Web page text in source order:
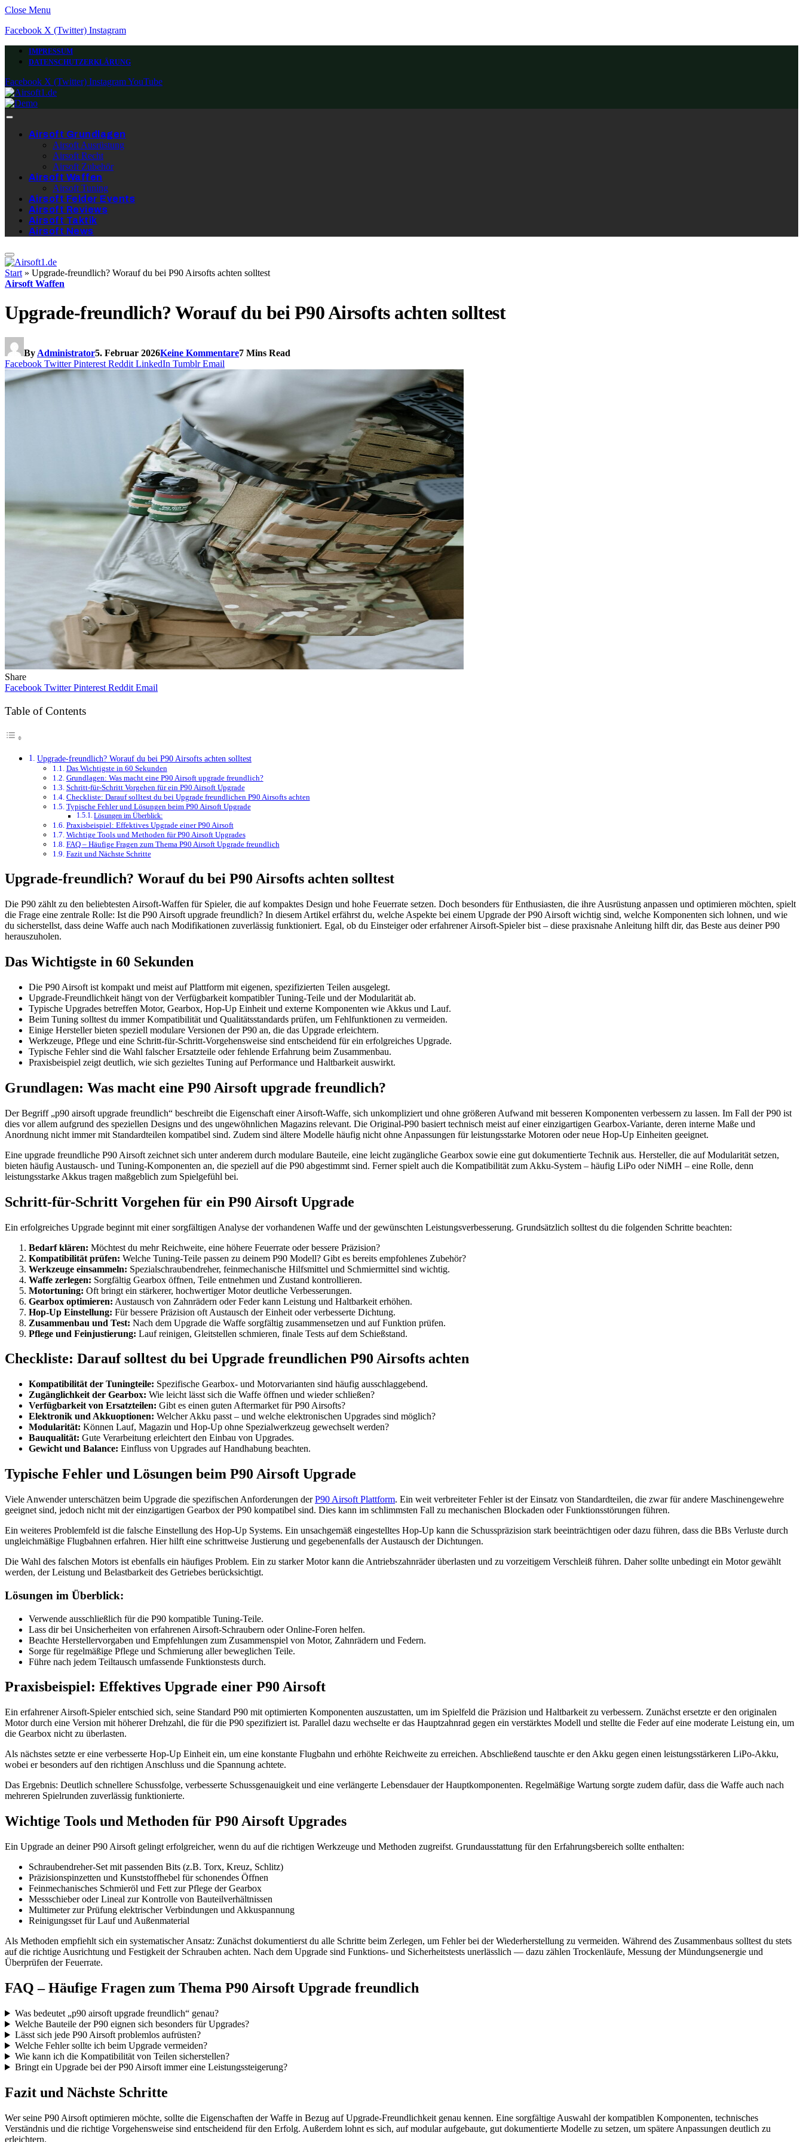
Close Menu
Facebook X (Twitter) Instagram
IMPRESSUM
DATENSCHUTZERKLÄRUNG
Facebook X (Twitter) InstagramYouTube
Airsoft Grundlagen
Airsoft Ausrüstung
Airsoft Recht
Airsoft Zubehör
Airsoft Waffen
Airsoft Tuning
Airsoft Felder Events
Airsoft Reviews
Airsoft Taktik
Airsoft News
Start » Upgrade-freundlich? Worauf du bei P90 Airsofts achten solltest
Airsoft Waffen
Upgrade-freundlich? Worauf du bei P90 Airsofts achten solltest
By Administrator5. Februar 2026Keine Kommentare7 Mins Read
Facebook Twitter Pinterest Reddit LinkedIn Tumblr Email
Share
Facebook Twitter Pinterest Reddit Email
Table of Contents
Upgrade-freundlich? Worauf du bei P90 Airsofts achten solltest
Das Wichtigste in 60 Sekunden
Grundlagen: Was macht eine P90 Airsoft upgrade freundlich?
Schritt-für-Schritt Vorgehen für ein P90 Airsoft Upgrade
Checkliste: Darauf solltest du bei Upgrade freundlichen P90 Airsofts achten
Typische Fehler und Lösungen beim P90 Airsoft Upgrade
Lösungen im Überblick:
Praxisbeispiel: Effektives Upgrade einer P90 Airsoft
Wichtige Tools und Methoden für P90 Airsoft Upgrades
FAQ – Häufige Fragen zum Thema P90 Airsoft Upgrade freundlich
Fazit und Nächste Schritte
Upgrade-freundlich? Worauf du bei P90 Airsofts achten solltest
Die P90 zählt zu den beliebtesten Airsoft-Waffen für Spieler, die auf kompaktes Design und hohe Feuerrate setzen. Doch besonders für Enthusiasten, die ihre Ausrüstung anpassen und optimieren möchten, spielt
die Frage eine zentrale Rolle: Ist die P90 Airsoft upgrade freundlich? In diesem Artikel erfährst du, welche Aspekte bei einem Upgrade der P90 Airsoft wichtig sind, welche Komponenten sich lohnen, und wie
du sicherstellst, dass deine Waffe auch nach Modifikationen zuverlässig funktioniert. Egal, ob du Einsteiger oder erfahrener Airsoft-Spieler bist – diese praxisnahe Anleitung hilft dir, das Beste aus deiner P90
herauszuholen.
Das Wichtigste in 60 Sekunden
Die P90 Airsoft ist kompakt und meist auf Plattform mit eigenen, spezifizierten Teilen ausgelegt.
Upgrade-Freundlichkeit hängt von der Verfügbarkeit kompatibler Tuning-Teile und der Modularität ab.
Typische Upgrades betreffen Motor, Gearbox, Hop-Up Einheit und externe Komponenten wie Akkus und Lauf.
Beim Tuning solltest du immer Kompatibilität und Qualitätsstandards prüfen, um Fehlfunktionen zu vermeiden.
Einige Hersteller bieten speziell modulare Versionen der P90 an, die das Upgrade erleichtern.
Werkzeuge, Pflege und eine Schritt-für-Schritt-Vorgehensweise sind entscheidend für ein erfolgreiches Upgrade.
Typische Fehler sind die Wahl falscher Ersatzteile oder fehlende Erfahrung beim Zusammenbau.
Praxisbeispiel zeigt deutlich, wie sich gezieltes Tuning auf Performance und Haltbarkeit auswirkt.
Grundlagen: Was macht eine P90 Airsoft upgrade freundlich?
Der Begriff „p90 airsoft upgrade freundlich“ beschreibt die Eigenschaft einer Airsoft-Waffe, sich unkompliziert und ohne größeren Aufwand mit besseren Komponenten verbessern zu lassen. Im Fall der P90 ist
dies vor allem aufgrund des speziellen Designs und des ungewöhnlichen Magazins relevant. Die Original-P90 basiert technisch meist auf einer einzigartigen Gearbox-Variante, deren interne Maße und
Anordnung nicht immer mit Standardteilen kompatibel sind. Zudem sind ältere Modelle häufig nicht ohne Anpassungen für leistungsstarke Motoren oder neue Hop-Up Einheiten geeignet.
Eine upgrade freundliche P90 Airsoft zeichnet sich unter anderem durch modulare Bauteile, eine leicht zugängliche Gearbox sowie eine gut dokumentierte Technik aus. Hersteller, die auf Modularität setzen,
bieten häufig Austausch- und Tuning-Komponenten an, die speziell auf die P90 abgestimmt sind. Ferner spielt auch die Kompatibilität zum Akku-System – häufig LiPo oder NiMH – eine Rolle, denn
leistungsstarke Akkus tragen maßgeblich zum Spielgefühl bei.
Schritt-für-Schritt Vorgehen für ein P90 Airsoft Upgrade
Ein erfolgreiches Upgrade beginnt mit einer sorgfältigen Analyse der vorhandenen Waffe und der gewünschten Leistungsverbesserung. Grundsätzlich solltest du die folgenden Schritte beachten:
Bedarf klären: Möchtest du mehr Reichweite, eine höhere Feuerrate oder bessere Präzision?
Kompatibilität prüfen: Welche Tuning-Teile passen zu deinem P90 Modell? Gibt es bereits empfohlenes Zubehör?
Werkzeuge einsammeln: Spezialschraubendreher, feinmechanische Hilfsmittel und Schmiermittel sind wichtig.
Waffe zerlegen: Sorgfältig Gearbox öffnen, Teile entnehmen und Zustand kontrollieren.
Motortuning: Oft bringt ein stärkerer, hochwertiger Motor deutliche Verbesserungen.
Gearbox optimieren: Austausch von Zahnrädern oder Feder kann Leistung und Haltbarkeit erhöhen.
Hop-Up Einstellung: Für bessere Präzision oft Austausch der Einheit oder verbesserte Dichtung.
Zusammenbau und Test: Nach dem Upgrade die Waffe sorgfältig zusammensetzen und auf Funktion prüfen.
Pflege und Feinjustierung: Lauf reinigen, Gleitstellen schmieren, finale Tests auf dem Schießstand.
Checkliste: Darauf solltest du bei Upgrade freundlichen P90 Airsofts achten
Kompatibilität der Tuningteile: Spezifische Gearbox- und Motorvarianten sind häufig ausschlaggebend.
Zugänglichkeit der Gearbox: Wie leicht lässt sich die Waffe öffnen und wieder schließen?
Verfügbarkeit von Ersatzteilen: Gibt es einen guten Aftermarket für P90 Airsofts?
Elektronik und Akkuoptionen: Welcher Akku passt – und welche elektronischen Upgrades sind möglich?
Modularität: Können Lauf, Magazin und Hop-Up ohne Spezialwerkzeug gewechselt werden?
Bauqualität: Gute Verarbeitung erleichtert den Einbau von Upgrades.
Gewicht und Balance: Einfluss von Upgrades auf Handhabung beachten.
Typische Fehler und Lösungen beim P90 Airsoft Upgrade
Viele Anwender unterschätzen beim Upgrade die spezifischen Anforderungen derP90 Airsoft Plattform. Ein weit verbreiteter Fehler ist der Einsatz von Standardteilen, die zwar für andere Maschinengewehre
geeignet sind, jedoch nicht mit der einzigartigen Gearbox der P90 kompatibel sind. Dies kann im schlimmsten Fall zu mechanischen Blockaden oder Funktionsstörungen führen.
Ein weiteres Problemfeld ist die falsche Einstellung des Hop-Up Systems. Ein unsachgemäß eingestelltes Hop-Up kann die Schusspräzision stark beeinträchtigen oder dazu führen, dass die BBs Verluste durch
ungleichmäßige Flugbahnen erfahren. Hier hilft eine schrittweise Justierung und gegebenenfalls der Austausch der Dichtungen.
Die Wahl des falschen Motors ist ebenfalls ein häufiges Problem. Ein zu starker Motor kann die Antriebszahnräder überlasten und zu vorzeitigem Verschleiß führen. Daher sollte unbedingt ein Motor gewählt
werden, der Leistung und Belastbarkeit des Getriebes berücksichtigt.
Lösungen im Überblick:
Verwende ausschließlich für die P90 kompatible Tuning-Teile.
Lass dir bei Unsicherheiten von erfahrenen Airsoft-Schraubern oder Online-Foren helfen.
Beachte Herstellervorgaben und Empfehlungen zum Zusammenspiel von Motor, Zahnrädern und Federn.
Sorge für regelmäßige Pflege und Schmierung aller beweglichen Teile.
Führe nach jedem Teiltausch umfassende Funktionstests durch.
Praxisbeispiel: Effektives Upgrade einer P90 Airsoft
Ein erfahrener Airsoft-Spieler entschied sich, seine Standard P90 mit optimierten Komponenten auszustatten, um im Spielfeld die Präzision und Haltbarkeit zu verbessern. Zunächst ersetzte er den originalen
Motor durch eine Version mit höherer Drehzahl, die für die P90 spezifiziert ist. Parallel dazu wechselte er das Hauptzahnrad gegen ein verstärktes Modell und stellte die Feder auf eine moderate Leistung ein, um
die Gearbox nicht zu überlasten.
Als nächstes setzte er eine verbesserte Hop-Up Einheit ein, um eine konstante Flugbahn und erhöhte Reichweite zu erreichen. Abschließend tauschte er den Akku gegen einen leistungsstärkeren LiPo-Akku,
wobei er besonders auf den richtigen Anschluss und die Spannung achtete.
Das Ergebnis: Deutlich schnellere Schussfolge, verbesserte Schussgenauigkeit und eine verlängerte Lebensdauer der Hauptkomponenten. Regelmäßige Wartung sorgte zudem dafür, dass die Waffe auch nach
mehreren Spielrunden zuverlässig funktionierte.
Wichtige Tools und Methoden für P90 Airsoft Upgrades
Ein Upgrade an deiner P90 Airsoft gelingt erfolgreicher, wenn du auf die richtigen Werkzeuge und Methoden zugreifst. Grundausstattung für den Erfahrungsbereich sollte enthalten:
Schraubendreher-Set mit passenden Bits (z.B. Torx, Kreuz, Schlitz)
Präzisionspinzetten und Kunststoffhebel für schonendes Öffnen
Feinmechanisches Schmieröl und Fett zur Pflege der Gearbox
Messschieber oder Lineal zur Kontrolle von Bauteilverhältnissen
Multimeter zur Prüfung elektrischer Verbindungen und Akkuspannung
Reinigungsset für Lauf und Außenmaterial
Als Methoden empfiehlt sich ein systematischer Ansatz: Zunächst dokumentierst du alle Schritte beim Zerlegen, um Fehler bei der Wiederherstellung zu vermeiden. Während des Zusammenbaus solltest du stets
auf die richtige Ausrichtung und Festigkeit der Schrauben achten. Nach dem Upgrade sind Funktions- und Sicherheitstests unerlässlich — dazu zählen Trockenläufe, Messung der Mündungsenergie und
Überprüfen der Feuerrate.
FAQ – Häufige Fragen zum Thema P90 Airsoft Upgrade freundlich
Was bedeutet „p90 airsoft upgrade freundlich“ genau?
Welche Bauteile der P90 eignen sich besonders für Upgrades?
Lässt sich jede P90 Airsoft problemlos aufrüsten?
Welche Fehler sollte ich beim Upgrade vermeiden?
Wie kann ich die Kompatibilität von Teilen sicherstellen?
Bringt ein Upgrade bei der P90 Airsoft immer eine Leistungssteigerung?
Fazit und Nächste Schritte
Wer seine P90 Airsoft optimieren möchte, sollte die Eigenschaften der Waffe in Bezug auf Upgrade-Freundlichkeit genau kennen. Eine sorgfältige Auswahl der kompatiblen Komponenten, technisches
Verständnis und die richtige Vorgehensweise sind entscheidend für den Erfolg. Außerdem lohnt es sich, auf modular aufgebaute, gut dokumentierte Modelle zu setzen, um spätere Anpassungen deutlich zu
erleichtern.